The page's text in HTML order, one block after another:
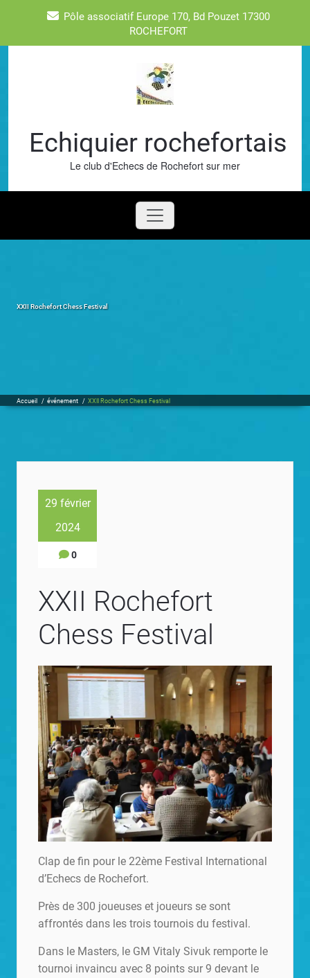
Pôle associatif Europe 170, Bd Pouzet 17300
ROCHEFORT
Echiquier rochefortais
Le club d'Echecs de Rochefort sur mer
XXII Rochefort Chess Festival
Accueil / événement / XXII Rochefort Chess Festival
29 février
2024
0
XXII Rochefort
Chess Festival
Clap de fin pour le 22ème Festival International
d’Echecs de Rochefort.
Près de 300 joueuses et joueurs se sont
affrontés dans les trois tournois du festival.
Dans le Masters, le GM Vitaly Sivuk remporte le
tournoi invaincu avec 8 points sur 9 devant le